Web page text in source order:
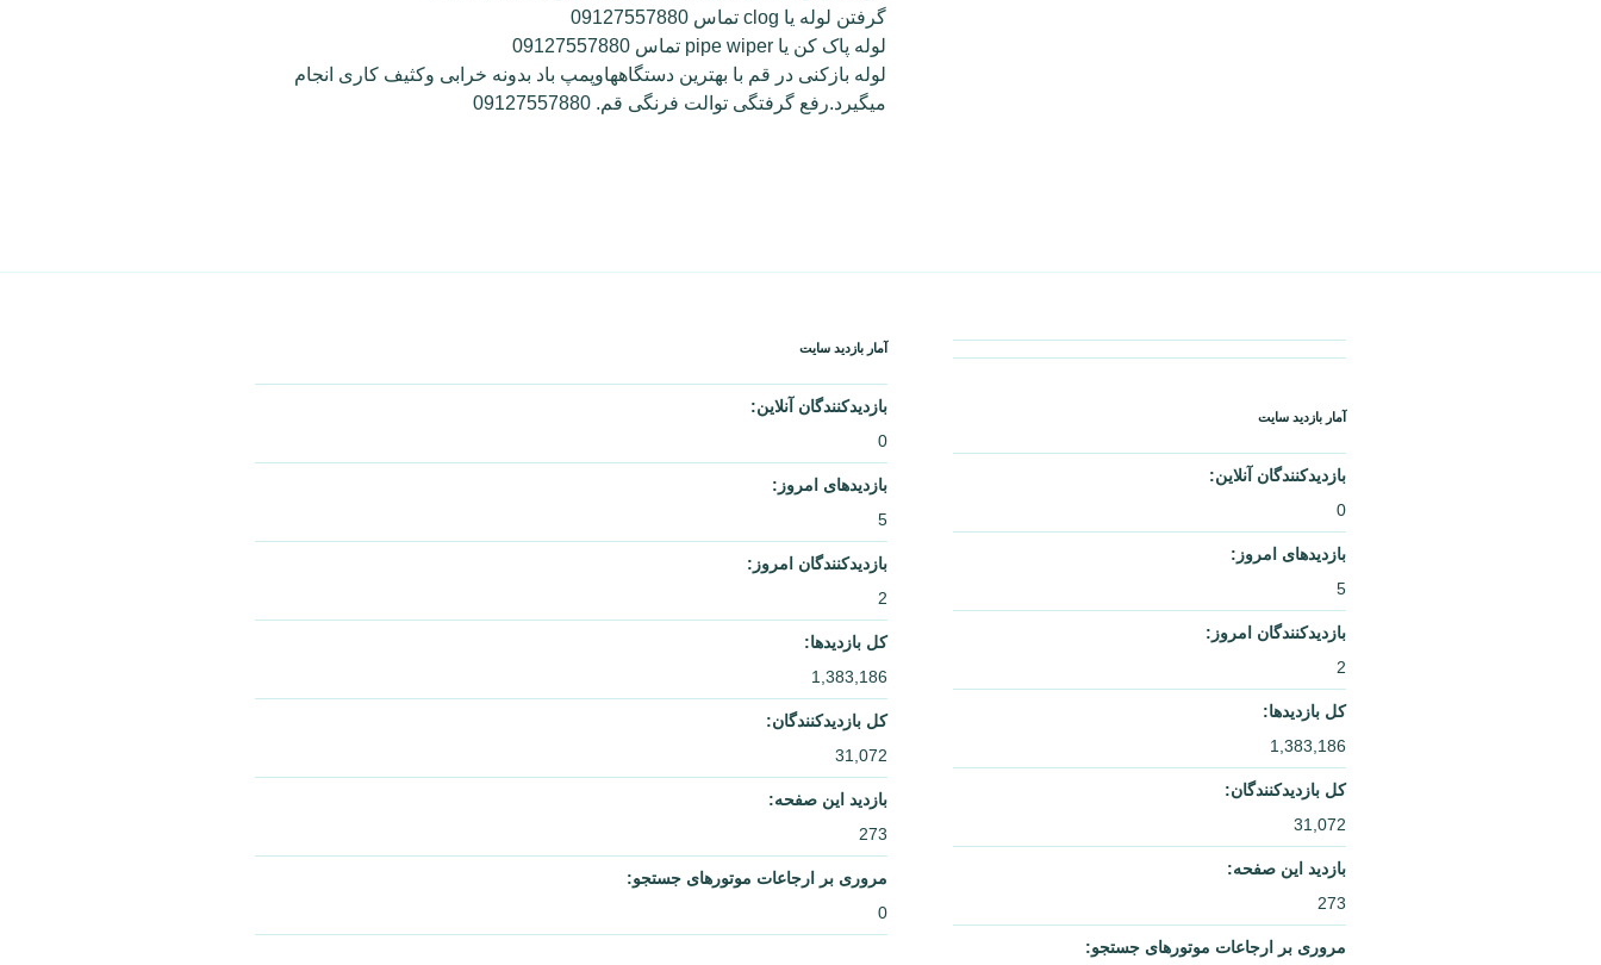
گرفتن لوله یا clog تماس 09127557880
لوله پاک کن یا pipe wiper تماس 09127557880
لوله بازکنی در قم با بهترین دستگاههاوپمپ باد بدونه خرابی وکثیف کاری انجام
میگیرد.رفع گرفتگی توالت فرنگی قم. 09127557880
آمار بازدید سایت
بازدیدکنندگان آنلاین:
0
بازدیدهای امروز:
5
بازدیدکنندگان امروز:
2
کل بازدیدها:
1,383,186
کل بازدیدکنند‌گان:
31,072
بازدید این صفحه:
273
مروری بر ارجاعات موتورهای جستجو:
آمار بازدید سایت
بازدیدکنندگان آنلاین:
0
بازدیدهای امروز:
5
بازدیدکنندگان امروز:
2
کل بازدیدها:
1,383,186
کل بازدیدکنند‌گان:
31,072
بازدید این صفحه:
273
مروری بر ارجاعات موتورهای جستجو:
0